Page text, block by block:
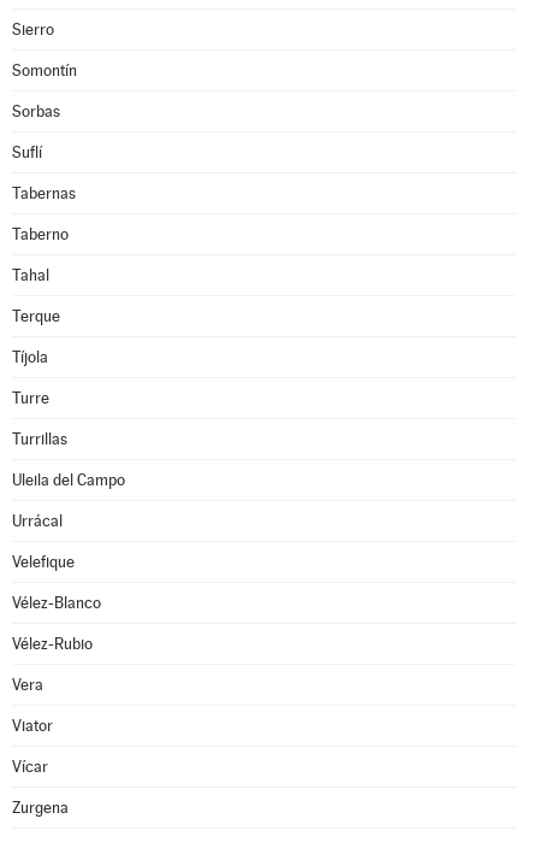
Sierro
Somontín
Sorbas
Suflí
Tabernas
Taberno
Tahal
Terque
Tíjola
Turre
Turrillas
Uleila del Campo
Urrácal
Velefique
Vélez-Blanco
Vélez-Rubio
Vera
Viator
Vícar
Zurgena